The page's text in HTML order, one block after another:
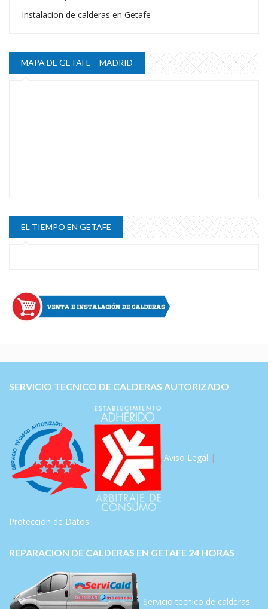
Instalacion de calderas en Getafe
MAPA DE GETAFE – MADRID
EL TIEMPO EN GETAFE
SERVICIO TECNICO DE CALDERAS AUTORIZADO
Aviso Legal |
Protección de Datos
REPARACION DE CALDERAS EN GETAFE 24 HORAS
Servicio tecnico de calderas